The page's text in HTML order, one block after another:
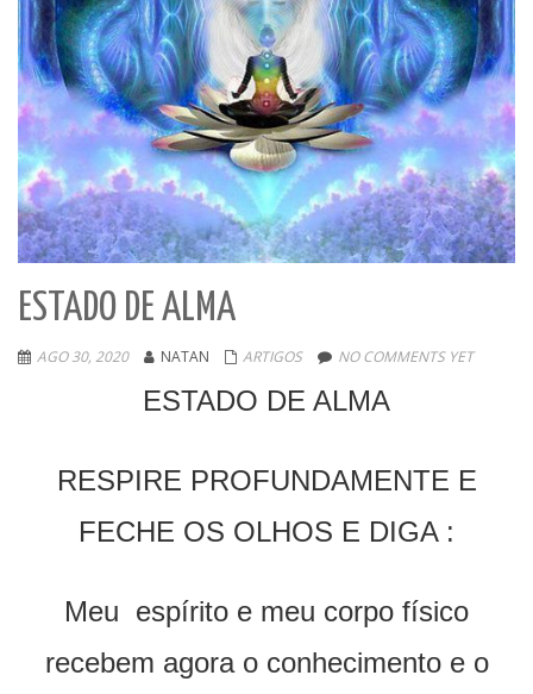
ESTADO DE ALMA
AGO 30, 2020 NATAN ARTIGOS NO COMMENTS YET
ESTADO DE ALMA
RESPIRE PROFUNDAMENTE E
FECHE OS OLHOS E DIGA :
Meu espírito e meu corpo físico
recebem agora o conhecimento e o